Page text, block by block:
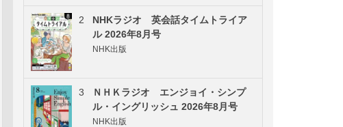
2
NHKラジオ 英会話タイムトライア
ル 2026年8月号
NHK出版
3
ＮＨＫラジオ エンジョイ・シンプ
ル・イングリッシュ 2026年8月号
NHK出版